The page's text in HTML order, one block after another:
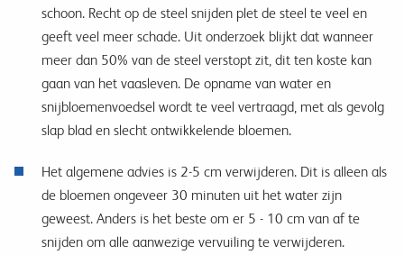
schoon. Recht op de steel snijden plet de steel te veel en
geeft veel meer schade. Uit onderzoek blijkt dat wanneer
meer dan 50% van de steel verstopt zit, dit ten koste kan
gaan van het vaasleven. De opname van water en
snijbloemenvoedsel wordt te veel vertraagd, met als gevolg
slap blad en slecht ontwikkelende bloemen.
Het algemene advies is 2-5 cm verwijderen. Dit is alleen als
de bloemen ongeveer 30 minuten uit het water zijn
geweest. Anders is het beste om er 5 - 10 cm van af te
snijden om alle aanwezige vervuiling te verwijderen.